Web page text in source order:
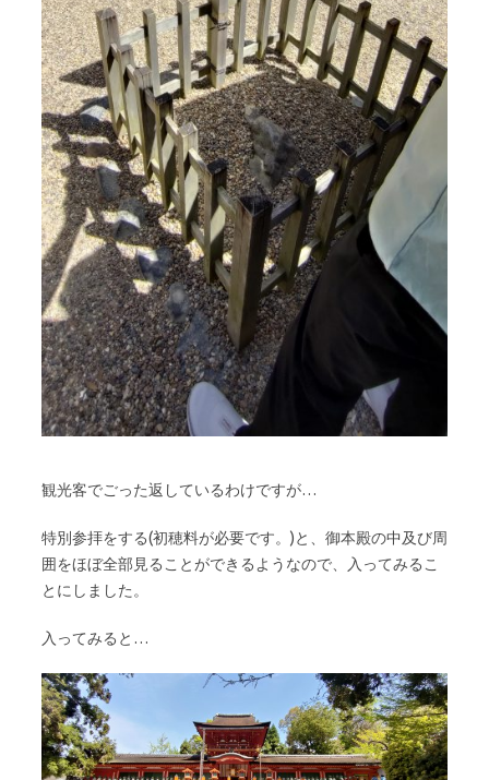
観光客でごった返しているわけですが…
特別参拝をする(初穂料が必要です。)と、御本殿の中及び周
囲をほぼ全部見ることができるようなので、入ってみるこ
とにしました。
入ってみると…